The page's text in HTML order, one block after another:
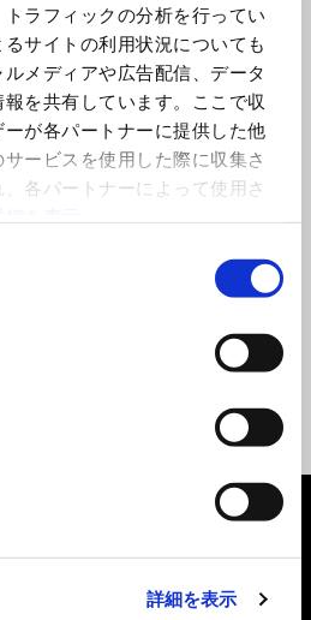
ラフィックの分析を行ってい
サイトの利用状況についても
メディアや広告配信、データ
を共有しています。ここで収
が各パートナーに提供した他
ービスを使用した際に収集さ
各パートナーによって使用さ
詳細を表示